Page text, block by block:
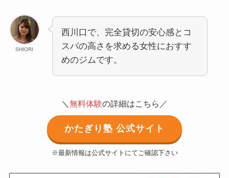
SHIORI
西川口で、完全貸切の安心感とコ
スパの高さを求める女性におすす
めのジムです。
＼ 無料体験の詳細はこちら／
かたぎり塾 公式サイト
※最新情報は公式サイトにてご確認下さい